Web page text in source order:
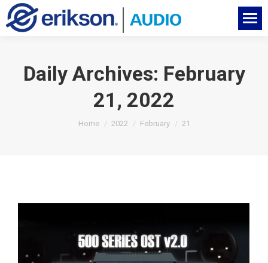
Daily Archives: February
21, 2022
You are here:
Home 2022 February 21